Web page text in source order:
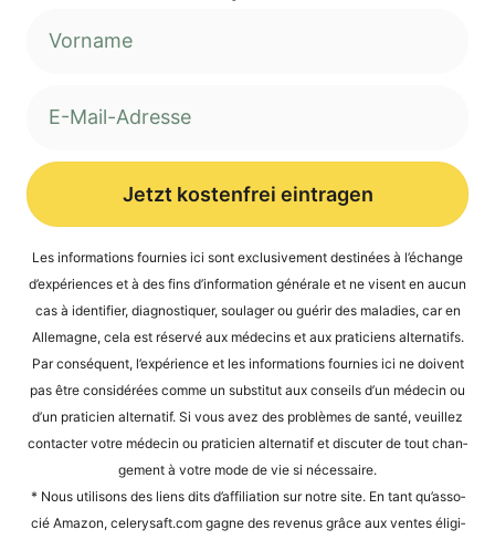
Jetzt kostenfrei eintragen
Les infor­ma­ti­ons four­nies ici sont exclu­si­ve­ment desti­nées à l’é­ch­an­ge
d’expé­ri­en­ces et à des fins d’in­for­ma­ti­on géné­ra­le et ne visent en aucun
cas à iden­ti­fier, dia­gnos­ti­quer, sou­la­ger ou guérir des mala­dies, car en
Alle­ma­gne, cela est réser­vé aux méde­cins et aux pra­ti­ci­ens alter­na­tifs.
Par con­sé­quent, l’expérience et les infor­ma­ti­ons four­nies ici ne doi­vent
pas être con­sidé­rées com­me un sub­sti­tut aux con­seils d’un méde­cin ou
d’un pra­ti­ci­en alter­na­tif. Si vous avez des pro­blè­mes de san­té, veuil­lez
cont­ac­ter vot­re méde­cin ou pra­ti­ci­en alter­na­tif et dis­cu­ter de tout chan­
ge­ment à vot­re mode de vie si nécessaire.
* Nous uti­li­sons des liens dits d’af­fi­lia­ti­on sur not­re site. En tant qu’as­so­
cié Ama­zon, cele​ry​saft​.com gagne des reve­nus grâce aux ven­tes éli­gi­